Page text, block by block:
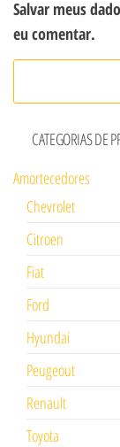
Salvar meus
eu comentar.
CATEGORIAS DE
Amortecedores
Chevrolet
Citroen
Fiat
Ford
Hyundai
Peugeout
Renault
Toyota